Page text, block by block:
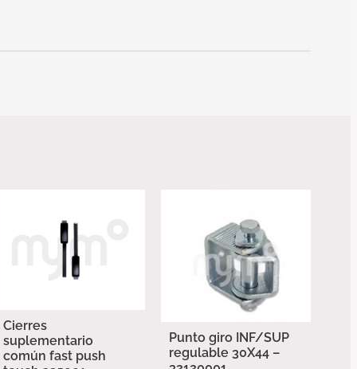
Cierres
suplementario
común fast push
Punto giro INF/SUP
regulable 30X44 –